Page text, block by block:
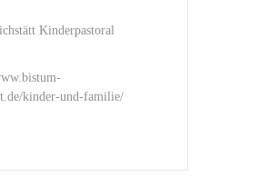
Kinderpastoral
kinder-und-familie/